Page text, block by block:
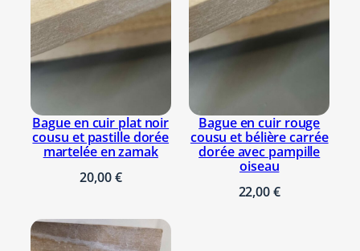
Bague en cuir plat noir
cousu et pastille dorée
martelée en zamak
20,00€
Bague en cuir rouge
cousu et bélière carrée
dorée avec pampille
oiseau
22,00€